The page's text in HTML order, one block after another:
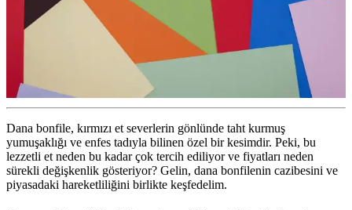
Dana bonfile, kırmızı et severlerin gönlünde taht kurmuş
yumuşaklığı ve enfes tadıyla bilinen özel bir kesimdir. Peki, bu
lezzetli et neden bu kadar çok tercih ediliyor ve fiyatları neden
sürekli değişkenlik gösteriyor? Gelin, dana bonfilenin cazibesini ve
piyasadaki hareketliliğini birlikte keşfedelim.